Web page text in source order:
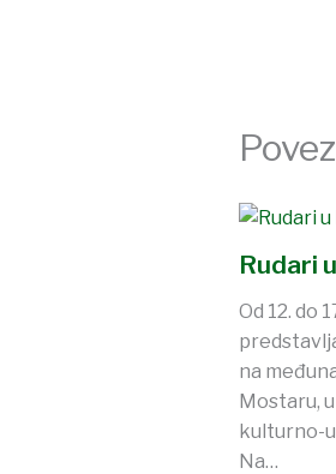
Rudari
Od 12. do
na
Mostaru,
kulturno-
Na…